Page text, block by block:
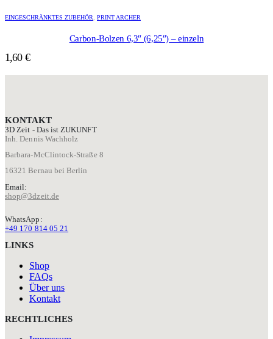
auf
werden
EINGESCHRÄNKTES ZUBEHÖR PRINT ARCHER
Carbon-Bolzen 6,3″ (6,25″) – einzeln
1,60 €
KONTAKT
3D Zeit - Das ist ZUKUNFT
Inh. Dennis Wachholz
Barbara-McClintock-Straße 8
16321 Bernau bei Berlin
Email:
shop@3dzeit.de
WhatsApp:
+49 170 814 05 21
LINKS
Shop
FAQs
Über uns
Kontakt
RECHTLICHES